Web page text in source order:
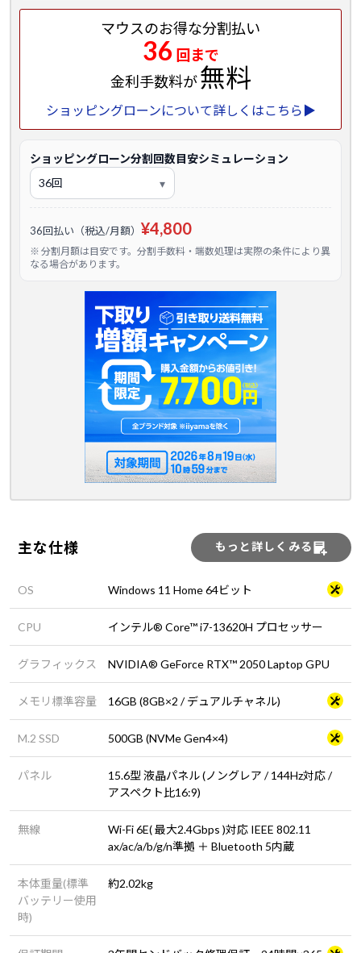
マウスのお得な分割払い
36 回まで
金利手数料が無料
ショッピングローンについて詳しくはこちら▶
ショッピングローン分割回数目安シミュレーション
36回払い（税込/月額） ¥4,800
※ 分割月額は目安です。分割手数料・端数処理は実際の条件により異
なる場合があります。
主な仕様 もっと詳しくみる
OS Windows 11 Home 64ビット
CPU インテル® Core™ i7-13620H プロセッサー
グラフィックス NVIDIA® GeForce RTX™ 2050 Laptop GPU
メモリ標準容量 16GB (8GB×2 / デュアルチャネル)
M.2 SSD 500GB (NVMe Gen4×4)
パネル
15.6型 液晶パネル (ノングレア / 144Hz対応 /
アスペクト比16:9)
無線
Wi-Fi 6E( 最大2.4Gbps )対応 IEEE 802.11
ax/ac/a/b/g/n準拠 ＋ Bluetooth 5内蔵
本体重量(標準
バッテリー使用
時)
約2.02kg